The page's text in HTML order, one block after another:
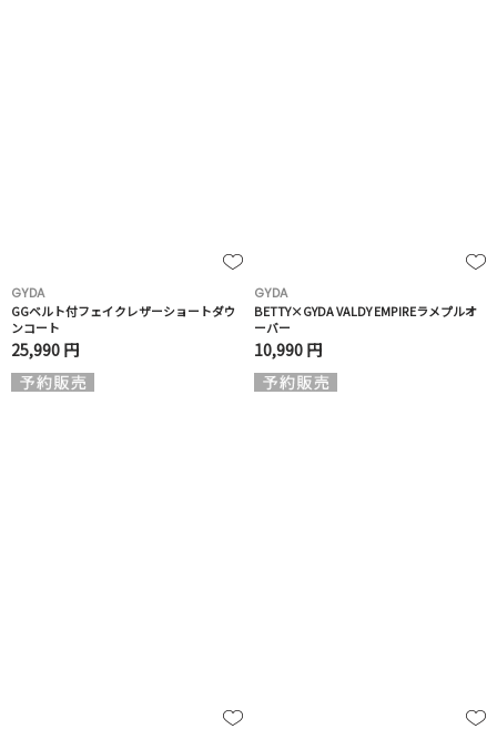
GYDA
GGベルト付フェイクレザーショートダウ
ンコート
25,990 円
GYDA
BETTY×GYDA VALDY EMPIREラメプルオ
ーバー
10,990 円